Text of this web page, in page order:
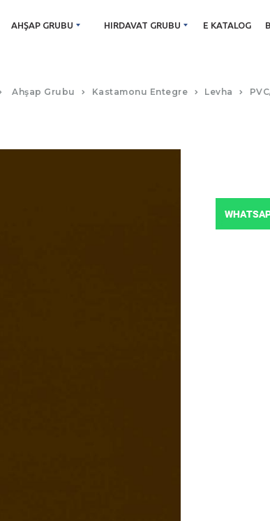
AHŞAP GRUBU HIRDAVAT GRUBU E KATALOG
Ahşap Grubu Kastamonu Entegre Levha